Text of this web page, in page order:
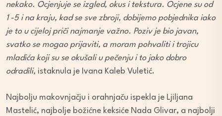
nekako. Ocjenjuje se izgled, okus i tekstura. Ocjene su od
1 -5 i na kraju, kad se sve zbroji, dobijemo pobjednika iako
je to u cijeloj priči najmanje važno. Poziv je bio javan,
svatko se mogao prijaviti, a moram pohvaliti i trojicu
mladića koji su se okušali u pečenju i to jako dobro
odradili, istaknula je Ivana Kaleb Vuletić.
Najbolju makovnjačju i orahnjaču ispekla je Ljiljana
Mastelić, najbolje božićne keksiće Nada Glivar, a najbolji